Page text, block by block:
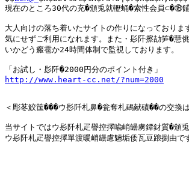
現在のところ30代の充�頒兎就轣蛹�索性会員⊂�⑱
大人向けの落ち着いたサイトの作りになっておりま
気にせずご利用になれます。また・髟阡擦劼笋�慧
いかどう瘢雹か24時間体制で監視しております。
http://www.heart-cc.net/?num=2000
＜彫苳鮫筺���ウ髟阡札鼻�瓮奪札鵐献磧��の交換
当サイトではウ髟阡札疋譽控擇喩峭罎虜鐔釮質�頒
ウ髟阡札疋譽控擇單渡暖峭罎慮魎垢倭瓦豆踉捌由で